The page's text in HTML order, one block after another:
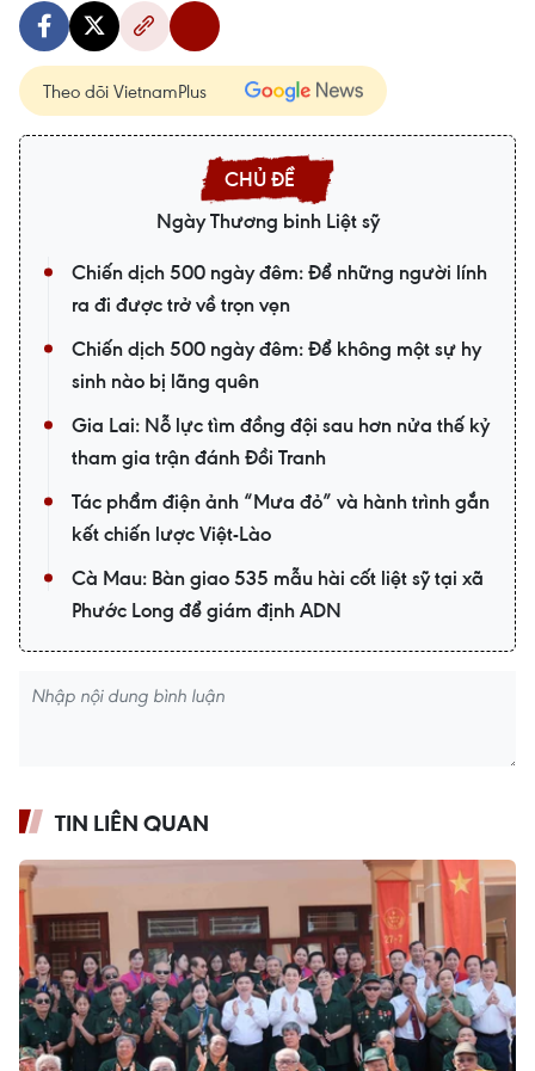
Theo dõi VietnamPlus
Ngày Thương binh Liệt sỹ
Chiến dịch 500 ngày đêm: Để những người lính
ra đi được trở về trọn vẹn
Chiến dịch 500 ngày đêm: Để không một sự hy
sinh nào bị lãng quên
Gia Lai: Nỗ lực tìm đồng đội sau hơn nửa thế kỷ
tham gia trận đánh Đồi Tranh
Tác phẩm điện ảnh “Mưa đỏ” và hành trình gắn
kết chiến lược Việt-Lào
Cà Mau: Bàn giao 535 mẫu hài cốt liệt sỹ tại xã
Phước Long để giám định ADN
TIN LIÊN QUAN